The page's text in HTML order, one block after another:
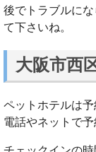
後でトラブルに
て下さいね。
大阪市西
ペットホテルは予
電話やネットで予